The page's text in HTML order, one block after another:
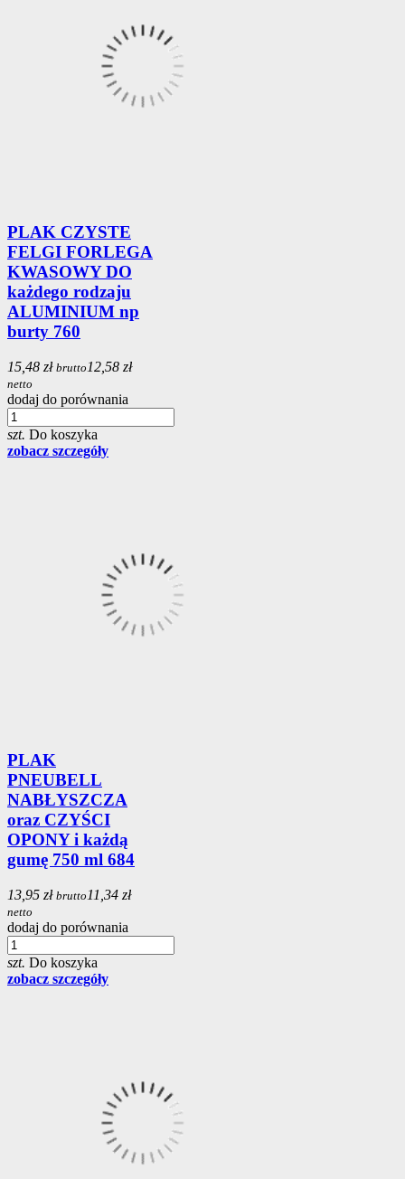
PLAK CZYSTE
FELGI FORLEGA
KWASOWY DO
każdego rodzaju
ALUMINIUM np
burty 760
15,48 zł brutto 12,58 zł
netto
dodaj do porównania
szt. Do koszyka
zobacz szczegóły
PLAK
PNEUBELL
NABŁYSZCZA
oraz CZYŚCI
OPONY i każdą
gumę 750 ml 684
13,95 zł brutto 11,34 zł
netto
dodaj do porównania
szt. Do koszyka
zobacz szczegóły